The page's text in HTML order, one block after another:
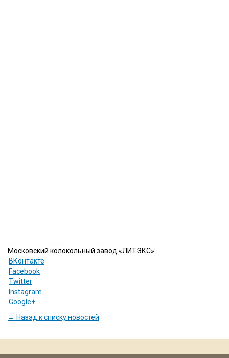
Московский колокольный завод «ЛИТЭКС»:
ВКонтакте
Facebook
Twitter
Instagram
Google+
← Назад к списку новостей